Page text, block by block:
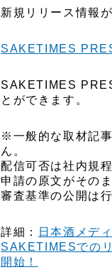
新規リリース情報
SAKETIMES
SAKETIMES
とができます。
※一般的な取材記
ん。
配信可否は社内規
申請の原文がその
審査基準の公開は
詳細：
日本酒メデ
SAKETIMESでの
開始！